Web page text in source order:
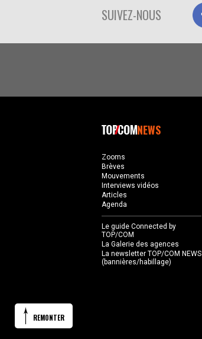
SUIVEZ-NOUS
NEWS
Zooms
Brèves
Mouvements
Interviews vidéos
Articles
Agenda
Le guide Connected by
TOP/COM
La Galerie des agences
La newsletter TOP/COM NEWS
(bannières/habillage)
REMONTER